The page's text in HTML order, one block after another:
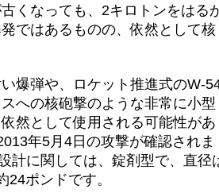
くなっても、2キロトンをはる
ではあるものの、依然として核
爆弾や、ロケット推進式のW-
への核砲撃のような非常に小型
然として使用される可能性があ
年5月4日の攻撃が確認されま
計に関しては、錠剤型で、直径
24ポンドです。